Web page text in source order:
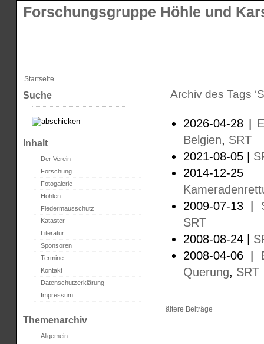
Forschungsgruppe Höhle und
Startseite
Archiv des Tags
2026-04-28 |
Belgien, SRT
2021-08-05 |
2014-12-
2009-07-13 |
SRT
2008-08-24 |
2008-04-06 |
Querung, SRT
ältere Beiträge
Suche
Inhalt
Der Verein
Forschung
Fotogalerie
Höhlen
Fledermausschutz
Kataster
Literatur
Sponsoren
Termine
Kontakt
Datenschutzerklärung
Impressum
Themenarchiv
Allgemein